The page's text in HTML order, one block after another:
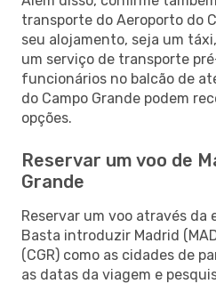
transporte do Aeroporto do
seu alojamento, seja um
um serviço de transporte
funcionários no balcão de
do Campo Grande podem
opções.
Reservar um voo de
Grande
Reservar um voo através da
Basta introduzir Madrid
(CGR) como as cidades de
as datas da viagem e